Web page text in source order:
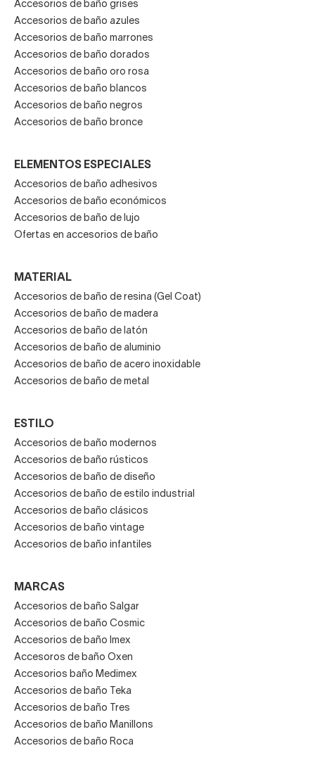
en zonas estratégicas del baño para una luz de ambiente
Iluminación de baño
Cuando hablamos de iluminación de baño tenemos que
tener en cuenta tres factores fundamentales: la seguridad,
Se trata de la luz comodín, la luz que empleamos cuando
no estamos haciendo una tarea que necesite una luz
Llamamos luz de baño funcional a la que nos sirve para
realizar tareas concretas como maquillarse, afeitarse o
peinarse. La luz funcional puede ser la que viene integrada
en un espejo o lámparas direccionales con focos LED.
La luz natural es aquella que no procede de una fuente
artificial. Si tienes la suerte de contar con luz natural a tu
Iluminación de baño general
Iluminación de baño funcional
Iluminación de baño ambiental
ambiental te ayudará a completar la sensación de
integran en la bases de las bañeras para convertir tu
baño en un spa o los apliques en zonas estratégicas.
Iluminación de baño natural
Tipos de lámparas para la
iluminación de baño
Accesorios de baño grises
Accesorios de baño azules
Accesorios de baño marrones
Accesorios de baño dorados
Accesorios de baño oro rosa
Accesorios de baño blancos
Accesorios de baño negros
Accesorios de baño bronce
ELEMENTOS ESPECIALES
Accesorios de baño adhesivos
Accesorios de baño económicos
Accesorios de baño de lujo
Ofertas en accesorios de baño
MATERIAL
Accesorios de baño de resina (Gel Coat)
Accesorios de baño de madera
Accesorios de baño de latón
Accesorios de baño de aluminio
Accesorios de baño de acero inoxidable
Accesorios de baño de metal
ESTILO
Accesorios de baño modernos
Accesorios de baño rústicos
Accesorios de baño de diseño
Accesorios de baño de estilo industrial
Accesorios de baño clásicos
Accesorios de baño vintage
Accesorios de baño infantiles
MARCAS
Accesorios de baño Salgar
Accesorios de baño Cosmic
Accesorios de baño Imex
Accesoros de baño Oxen
Accesorios baño Medimex
Accesorios de baño Teka
Accesorios de baño Tres
Accesorios de baño Manillons
Accesorios de baño Roca